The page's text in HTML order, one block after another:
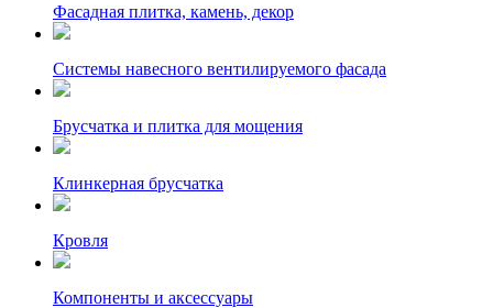
Фасадная плитка, камень, декор
Системы навесного вентилируемого фасада
Брусчатка и плитка для мощения
Клинкерная брусчатка
Кровля
Компоненты и аксессуары